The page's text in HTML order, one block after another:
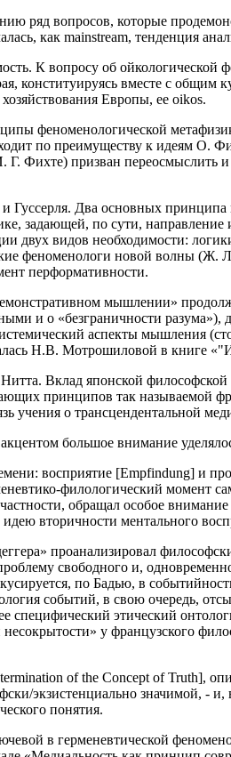
ряд вопросов, которые
как mainstream, тенденция
К вопросу об
конституируясь вместе с
Европы, ее oikos.
феноменологической
по преимуществу к идеям О.
Фихте) призван
Гуссерля. Два основных
задающей, по сути,
двух видов необходимости:
феноменологи новой волны (Ж.
перформативности.
мышлении»
и о «безграничности разума»),
аспекты мышления
Н.В. Мотрошиловой в книге
Вклад японской
принципов так называемой
учения о трансцендентальной
большое внимание
восприятие [Empfindung] и
филологический момент
обращал особое
вторичности ментального
проанализировал
свободного и,
по Бадью, в
событий, в свою очередь,
специфический этический
у французского
of the Concept of Truth],
экзистенциально значимой,
понятия.
в герменевтической